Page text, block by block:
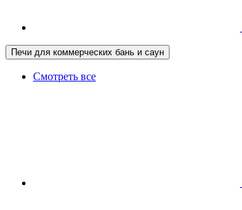
Печи для коммерческих бань и саун
Смотреть все